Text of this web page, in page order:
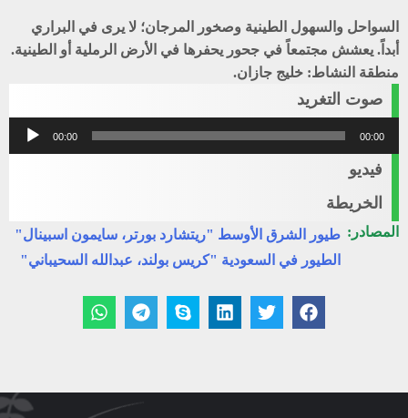
السواحل والسهول الطينية وصخور المرجان؛ لا يرى في البراري
أبداً. يعشش مجتمعاً في جحور يحفرها في الأرض الرملية أو الطينية.
منطقة النشاط: خليج جازان.
صوت التغريد
مشغل
الصوت
00:00 00:00
فيديو
الخريطة
المصادر: طيور الشرق الأوسط "ريتشارد بورتر، سايمون اسبينال"
الطيور في السعودية "كريس بولند، عبدالله السحيباني"